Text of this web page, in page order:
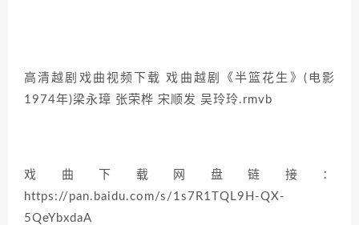
高清越剧戏曲视频下载 戏曲越剧《半篮花生》(电影
1974年)梁永璋 张荣桦 宋顺发 吴玲玲.rmvb
戏曲下载网盘链接：
https://pan.baidu.com/s/1s7R1TQL9H-QX-
5QeYbxdaA